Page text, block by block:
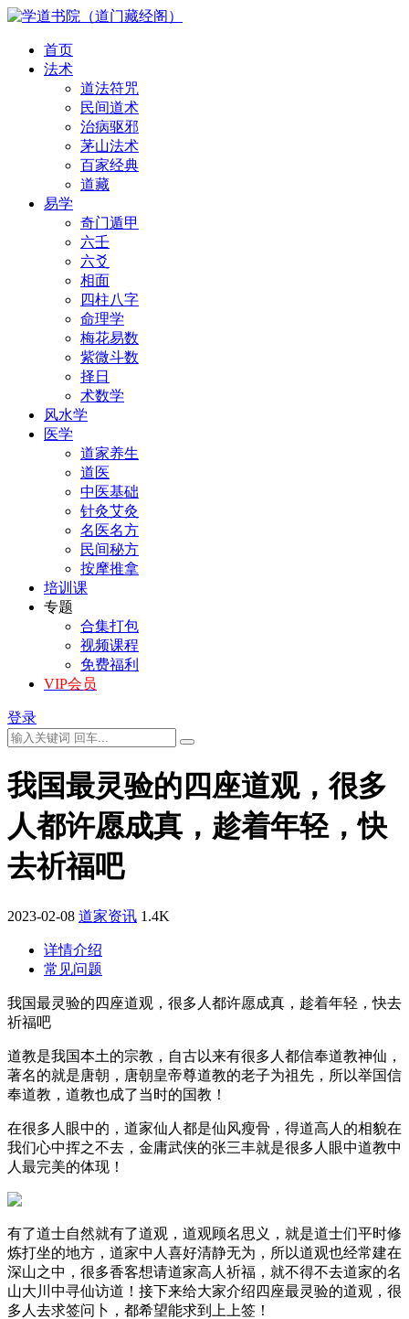
首页
法术
道法符咒
民间道术
治病驱邪
茅山法术
百家经典
道藏
易学
奇门遁甲
六壬
六爻
相面
四柱八字
命理学
梅花易数
紫微斗数
择日
术数学
风水学
医学
道家养生
道医
中医基础
针灸艾灸
名医名方
民间秘方
按摩推拿
培训课
专题
合集打包
视频课程
免费福利
VIP会员
登录
我国最灵验的四座道观，很多
人都许愿成真，趁着年轻，快
去祈福吧
2023-02-08 道家资讯 1.4K
详情介绍
常见问题
我国最灵验的四座道观，很多人都许愿成真，趁着年轻，快去
祈福吧
道教是我国本土的宗教，自古以来有很多人都信奉道教神仙，
著名的就是唐朝，唐朝皇帝尊道教的老子为祖先，所以举国信
奉道教，道教也成了当时的国教！
在很多人眼中的，道家仙人都是仙风瘦骨，得道高人的相貌在
我们心中挥之不去，金庸武侠的张三丰就是很多人眼中道教中
人最完美的体现！
有了道士自然就有了道观，道观顾名思义，就是道士们平时修
炼打坐的地方，道家中人喜好清静无为，所以道观也经常建在
深山之中，很多香客想请道家高人祈福，就不得不去道家的名
山大川中寻仙访道！接下来给大家介绍四座最灵验的道观，很
多人去求签问卜，都希望能求到上上签！